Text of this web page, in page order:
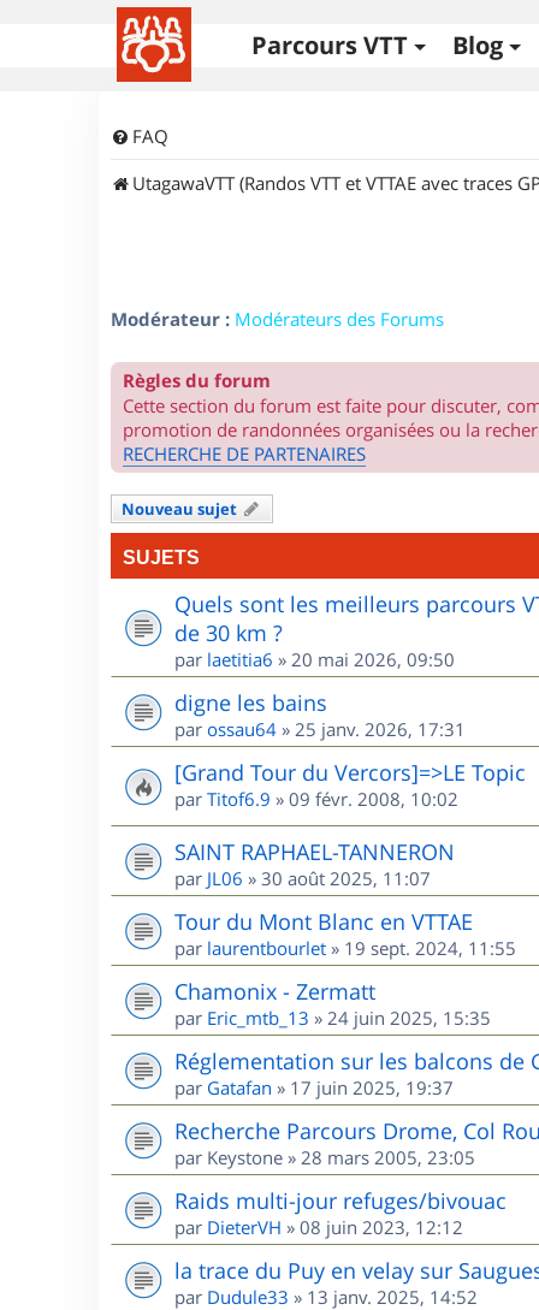
Parcours VTT Blog
FAQ
UtagawaVTT (Randos VTT et VTTAE avec traces
Modérateur : Modérateurs des Forums
Règles du forum
Cette section du forum est faite pour discuter,
promotion de randonnées organisées ou la
RECHERCHE DE PARTENAIRES
Nouveau sujet
SUJETS
Quels sont les meilleurs parcours
de 30 km ?
par laetitia6 » 20 mai 2026, 09:50
digne les bains
par ossau64 » 25 janv. 2026, 17:31
[Grand Tour du Vercors]=>LE Topic
par Titof6.9 » 09 févr. 2008, 10:02
SAINT RAPHAEL-TANNERON
par JL06 » 30 août 2025, 11:07
Tour du Mont Blanc en VTTAE
par laurentbourlet » 19 sept. 2024, 11:55
Chamonix - Zermatt
par Eric_mtb_13 » 24 juin 2025, 15:35
Réglementation sur les balcons de
par Gatafan » 17 juin 2025, 19:37
Recherche Parcours Drome, Col
par Keystone » 28 mars 2005, 23:05
Raids multi-jour refuges/bivouac
par DieterVH » 08 juin 2023, 12:12
la trace du Puy en velay sur
par Dudule33 » 13 janv. 2025, 14:52